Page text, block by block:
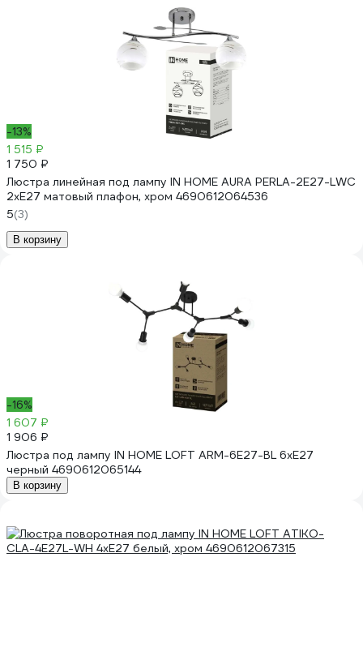
-13%
1 515 ₽
1 750 ₽
Люстра линейная под лампу IN HOME AURA PERLA-2E27-LWC
2хЕ27 матовый плафон, хром 4690612064536
5(3)
В корзину
-16%
1 607 ₽
1 906 ₽
Люстра под лампу IN HOME LOFT ARM-6E27-BL 6хЕ27
черный 4690612065144
В корзину